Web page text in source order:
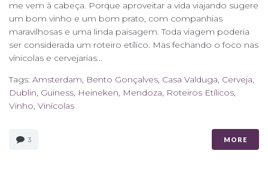
me vem à cabeça. Porque aproveitar a vida viajando sugere
um bom vinho e um bom prato, com companhias
maravilhosas e uma linda paisagem. Toda viagem poderia
ser considerada um roteiro etílico. Mas fechando o foco nas
vínicolas e cervejarias...
Tags: Amsterdam, Bento Gonçalves, Casa Valduga, Cerveja,
Dublin, Guiness, Heineken, Mendoza, Roteiros Etílicos,
Vinho, Vinícolas
3 MORE